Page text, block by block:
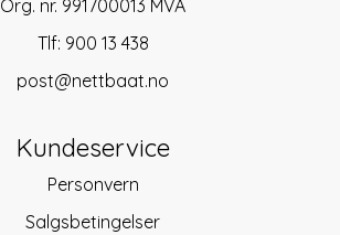
Org. nr. 991700013 MVA
Tlf: 900 13 438
post@nettbaat.no
Kundeservice
Personvern
Salgsbetingelser